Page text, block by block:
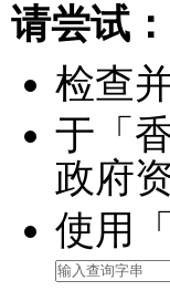
请尝试：
检查
于「
政府
使用